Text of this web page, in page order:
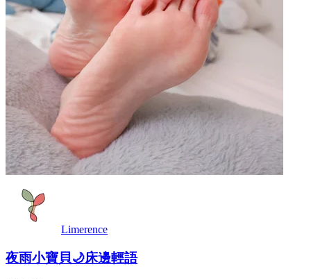
Limerence
夜雨小寶貝🌙床邊輕語